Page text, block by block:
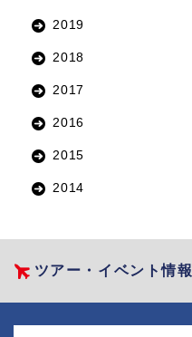
2019
2018
2017
2016
2015
2014
ツアー・イベント情報